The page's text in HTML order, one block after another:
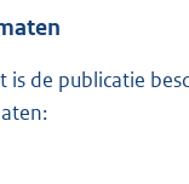
:
is de publicatie